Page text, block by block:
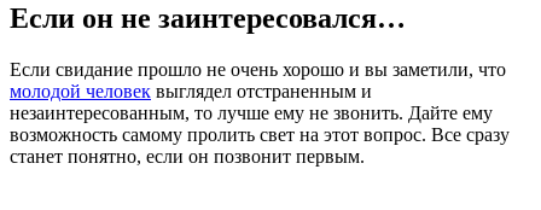
Если он не заинтересовался…
Если свидание прошло не очень хорошо и вы заметили, что
молодой человек выглядел отстраненным и
незаинтересованным, то лучше ему не звонить. Дайте ему
возможность самому пролить свет на этот вопрос. Все сразу
станет понятно, если он позвонит первым.